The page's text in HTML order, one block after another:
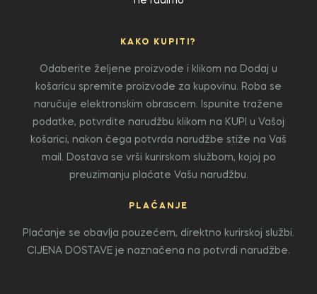
KAKO KUPITI?
Odaberite željene proizvode i klikom na Dodaj u
košaricu spremite proizvode za kupovinu. Roba se
naručuje elektronskim obrascem. Ispunite tražene
podatke, potvrdite narudžbu klikom na KUPI u Vašoj
košarici, nakon čega potvrda narudžbe stiže na Vaš
mail. Dostava se vrši kurirskom službom, kojoj po
preuzimanju plaćate Vašu narudžbu.
PLAĆANJE
Plaćanje se obavlja pouzećem, direktno kurirskoj službi.
CIJENA DOSTAVE je naznačena na potvrdi narudžbe.